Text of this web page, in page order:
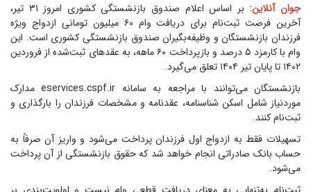
جوان آنلاین:
بر اساس اعلام صندوق بازنشستگی کشوری امروز ۳۱ تیر،
آخرین فرصت ثبت‌نام برای دریافت وام ۶۰ میلیون تومانی ازدواج ویژه
فرزندان بازنشستگان و وظیفه‌بگیران صندوق بازنشستگی کشوری است. این
وام با کارمزد ۵ درصد و بازپرداخت ۶۰ ماهه، به عقدهای ثبت‌شده از فروردین
۱۴۰۲ تا پایان تیر ۱۴۰۴ تعلق می‌گیرد.
بازنشستگان می‌توانند با مراجعه به سامانه eservices.cspf.ir مدارک
موردنیاز شامل اسکن شناسنامه، عقدنامه و مشخصات فرزندان را بارگذاری و
ثبت‌نام کنند.
تسهیلات فقط به ازدواج اول فرزندان پرداخت می‌شود و واریز آن صرفاً به
حساب بانک صادراتی انجام خواهد شد که حقوق بازنشستگی از آن پرداخت
می‌شود.